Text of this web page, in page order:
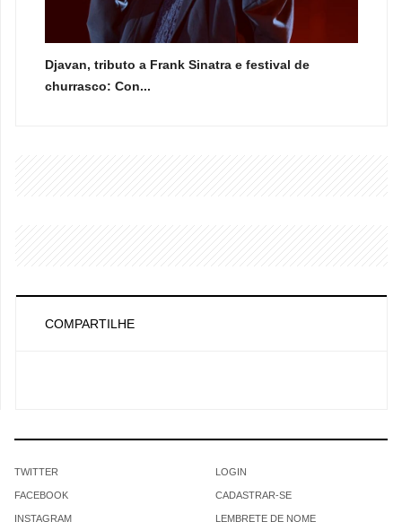
Djavan, tributo a Frank Sinatra e festival de
churrasco: Con...
COMPARTILHE
TWITTER
FACEBOOK
INSTAGRAM
LOGIN
CADASTRAR-SE
LEMBRETE DE NOME